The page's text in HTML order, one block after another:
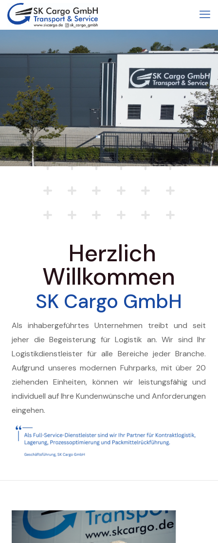
Herzlich
Willkommen
SK Cargo GmbH
Als inhabergeführtes Unternehmen treibt und seit
jeher die Begeisterung für Logistik an. Wir sind Ihr
Logistikdienstleister für alle Bereiche jeder Branche.
Aufgrund unseres modernen Fuhrparks, mit über 20
ziehenden Einheiten, können wir leistungsfähig und
individuell auf Ihre Kundenwünsche und Anforderungen
eingehen.